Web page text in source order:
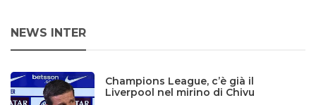
NEWS INTER
Champions League, c’è già il
Liverpool nel mirino di Chivu